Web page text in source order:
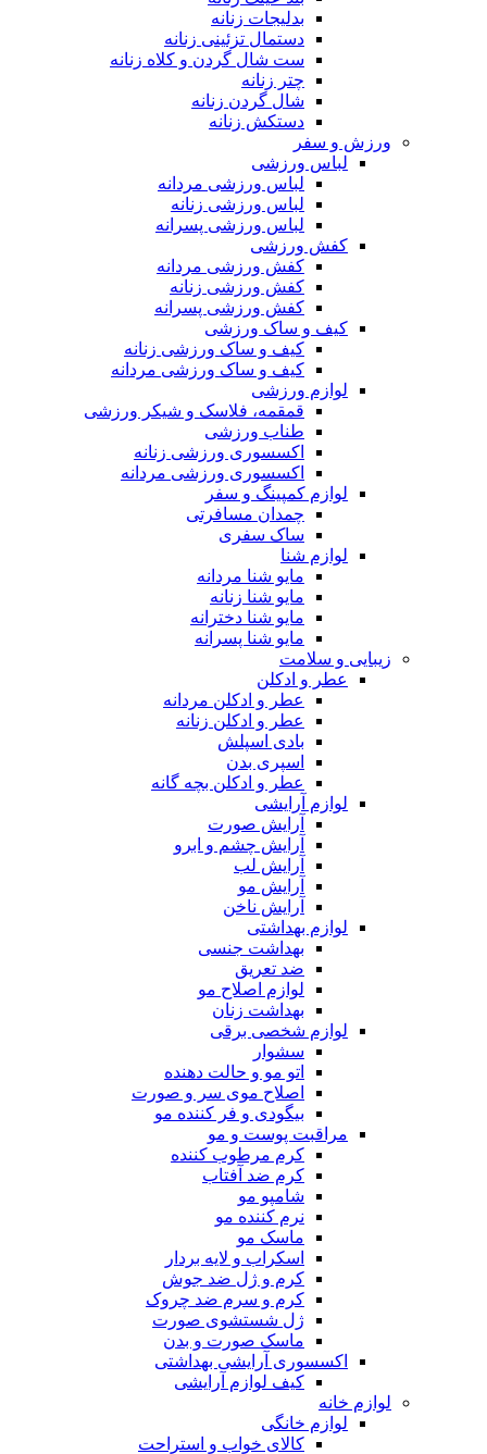
بدلیجات زنانه
دستمال تزئینی زنانه
ست شال گردن و کلاه زنانه
چتر زنانه
شال گردن زنانه
دستکش زنانه
ورزش و سفر
لباس ورزشی
لباس ورزشی مردانه
لباس ورزشی زنانه
لباس ورزشی پسرانه
کفش ورزشی
کفش ورزشی مردانه
کفش ورزشی زنانه
کفش ورزشی پسرانه
کیف و ساک ورزشی
کیف و ساک ورزشی زنانه
کیف و ساک ورزشی مردانه
لوازم ورزشی
قمقمه، فلاسک و شیکر ورزشی
طناب ورزشی
اکسسوری ورزشی زنانه
اکسسوری ورزشی مردانه
لوازم کمپینگ و سفر
چمدان مسافرتی
ساک سفری
لوازم شنا
مایو شنا مردانه
مایو شنا زنانه
مایو شنا دخترانه
مایو شنا پسرانه
زیبایی و سلامت
عطر و ادکلن
عطر و ادکلن مردانه
عطر و ادکلن زنانه
بادی اسپلش
اسپری بدن
عطر و ادکلن بچه گانه
لوازم آرایشی
آرایش صورت
آرایش چشم و ابرو
آرایش لب
آرایش مو
آرایش ناخن
لوازم بهداشتی
بهداشت جنسی
ضد تعریق
لوازم اصلاح مو
بهداشت زنان
لوازم شخصی برقی
سشوار
اتو مو و حالت دهنده
اصلاح موی سر و صورت
بیگودی و فر کننده مو
مراقبت پوست و مو
کرم مرطوب کننده
کرم ضد آفتاب
شامپو مو
نرم کننده مو
ماسک مو
اسکراب و لایه بردار
کرم و ژل ضد جوش
کرم و سرم ضد چروک
ژل شستشوی صورت
ماسک صورت و بدن
اکسسوری آرایشی بهداشتی
کیف لوازم آرایشی
لوازم خانه
لوازم خانگی
کالای خواب و استراحت